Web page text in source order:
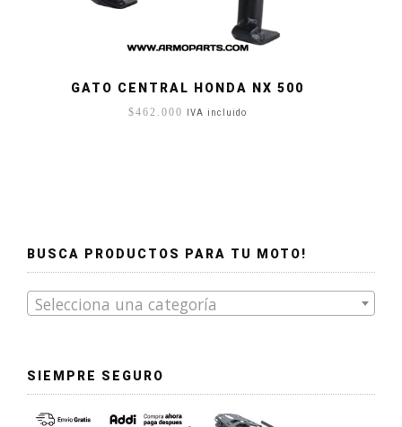
GATO CENTRAL HONDA NX 500
$462.000 IVA incluido
BUSCA PRODUCTOS PARA TU MOTO!
Selecciona una categoría
SIEMPRE SEGURO